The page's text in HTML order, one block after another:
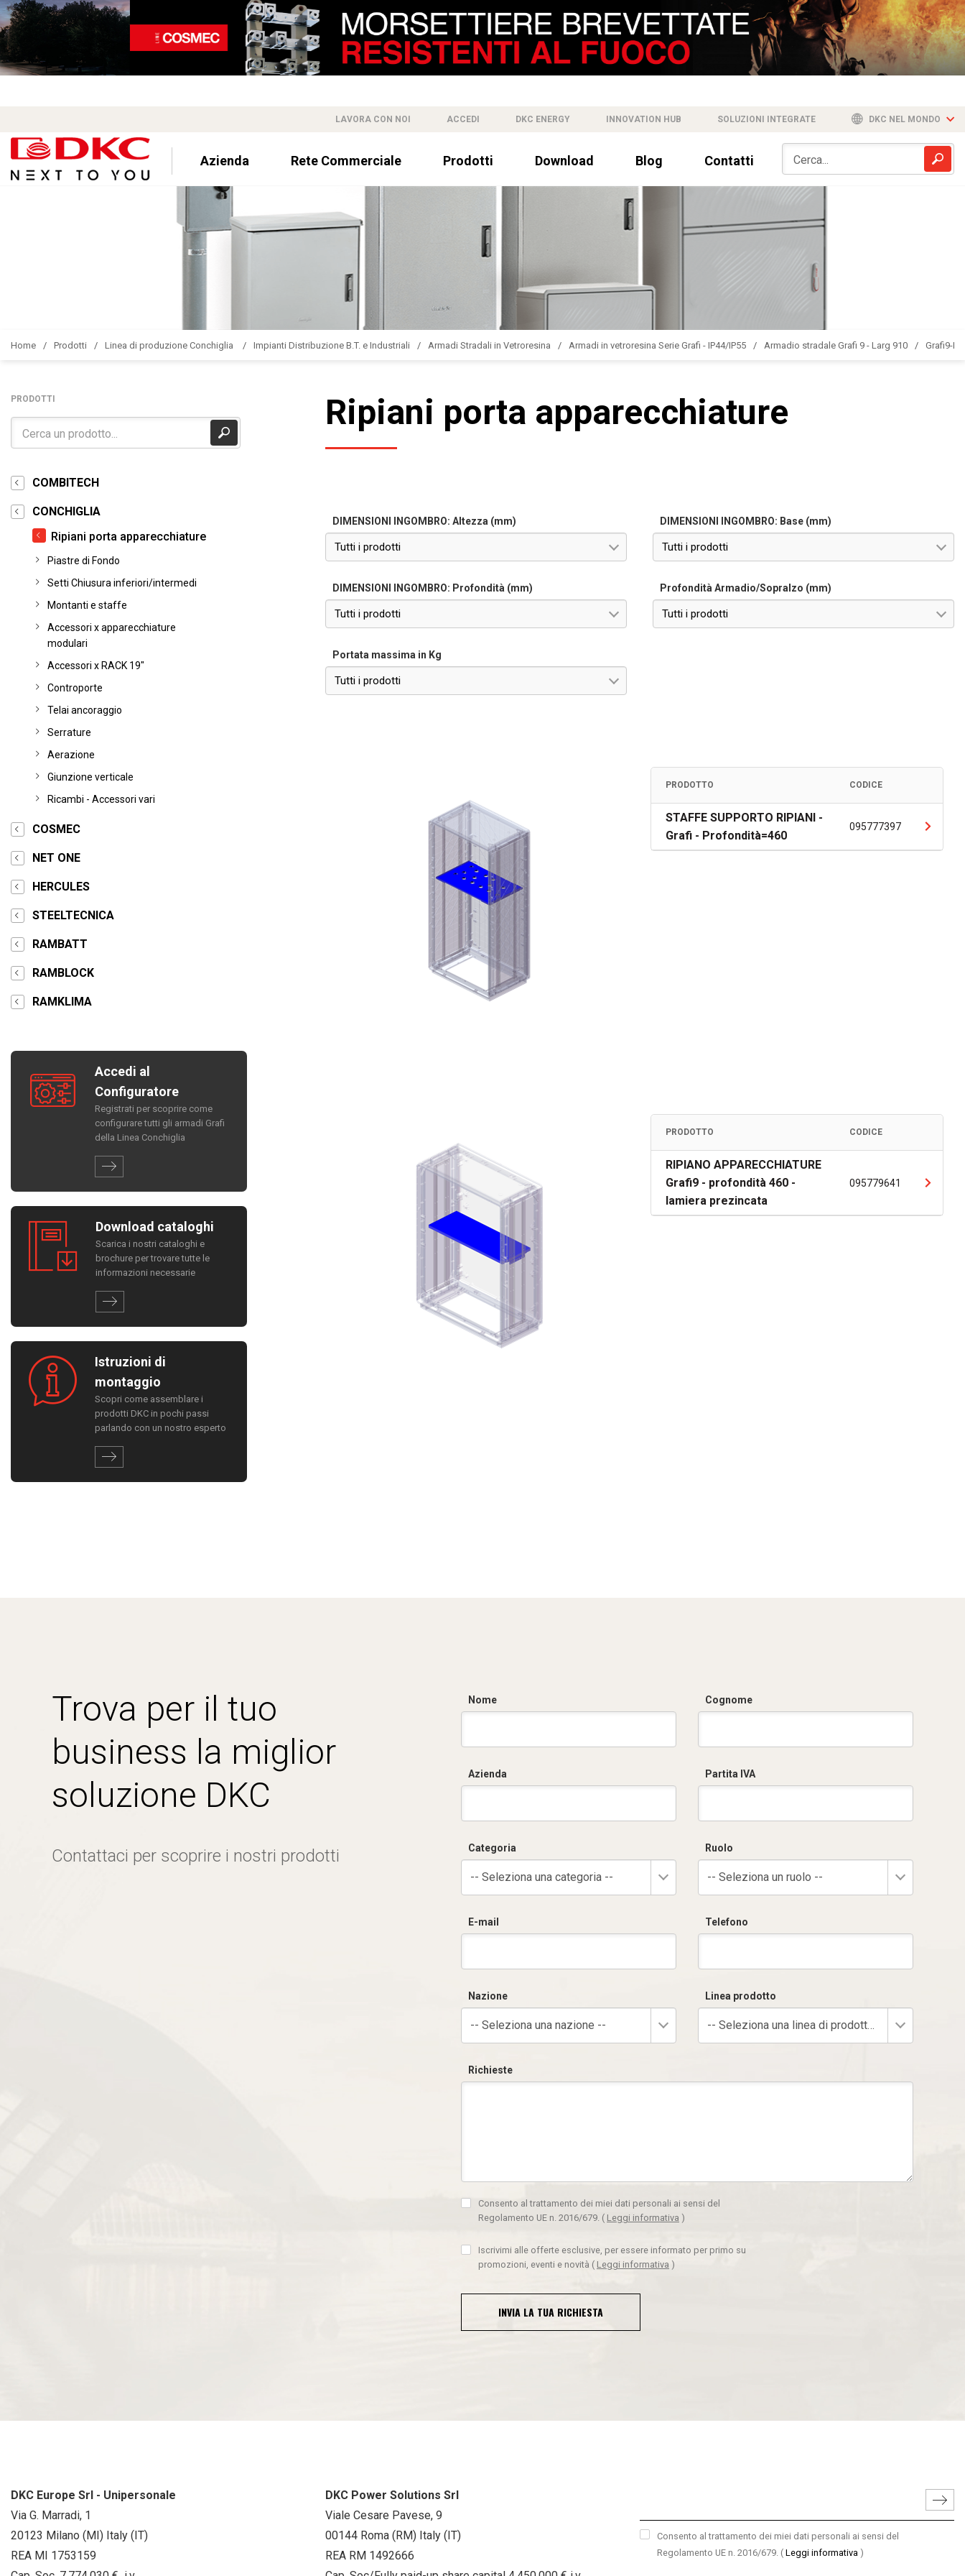
LAVORA CON NOI ACCEDI DKC ENERGY INNOVATION HUB SOLUZIONI INTEGRATE DKC NEL MONDO
Azienda Rete Commerciale Prodotti Download Blog Contatti
Home Prodotti Linea di produzione Conchiglia Impianti Distribuzione B.T. e Industriali Armadi Stradali in Vetroresina Armadi in vetroresina Serie Grafi - IP44/IP55 Armadio stradale Grafi 9 - Larg 910 Grafi9-
PRODOTTI
COMBITECH
CONCHIGLIA
Ripiani porta apparecchiature
Piastre di Fondo
Setti Chiusura inferiori/intermedi
Montanti e staffe
Accessori x apparecchiature
modulari
Accessori x RACK 19"
Controporte
Telai ancoraggio
Serrature
Aerazione
Giunzione verticale
Ricambi - Accessori vari
COSMEC
NET ONE
HERCULES
STEELTECNICA
RAMBATT
RAMBLOCK
RAMKLIMA
Accedi al
Configuratore
Registrati per scoprire come
configurare tutti gli armadi Grafi
della Linea Conchiglia
Download cataloghi
Scarica i nostri cataloghi e
brochure per trovare tutte le
informazioni necessarie
Istruzioni di
montaggio
Scopri come assemblare i
prodotti DKC in pochi passi
parlando con un nostro esperto
Ripiani porta apparecchiature
DIMENSIONI INGOMBRO: Altezza (mm)
Tutti i prodotti
DIMENSIONI INGOMBRO: Base (mm)
Tutti i prodotti
DIMENSIONI INGOMBRO: Profondità (mm)
Tutti i prodotti
Profondità Armadio/Sopralzo (mm)
Tutti i prodotti
Portata massima in Kg
Tutti i prodotti
PRODOTTO CODICE
STAFFE SUPPORTO RIPIANI -
Grafi - Profondità=460
095777397
PRODOTTO CODICE
RIPIANO APPARECCHIATURE
Grafi9 - profondità 460 -
lamiera prezincata
095779641
Trova per il tuo
business la miglior
soluzione DKC
Contattaci per scoprire i nostri prodotti
Nome Cognome
Azienda Partita IVA
Categoria
-- Seleziona una categoria --
Ruolo
-- Seleziona un ruolo --
E-mail Telefono
Nazione
-- Seleziona una nazione --
Linea prodotto
-- Seleziona una linea di prodotto --
Richieste
Consento al trattamento dei miei dati personali ai sensi del
Regolamento UE n. 2016/679. ( Leggi informativa )
Iscrivimi alle offerte esclusive, per essere informato per primo su
promozioni, eventi e novità ( Leggi informativa )
INVIA LA TUA RICHIESTA
DKC Europe Srl - Unipersonale
Via G. Marradi, 1
20123 Milano (MI) Italy (IT)
REA MI 1753159
DKC Power Solutions Srl
Viale Cesare Pavese, 9
00144 Roma (RM) Italy (IT)
REA RM 1492666
Consento al trattamento dei miei dati personali ai sensi del
Regolamento UE n. 2016/679. ( Leggi informativa )